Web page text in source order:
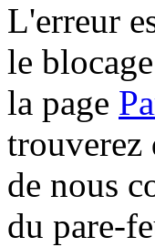
L'erreur
le
la page
trouverez
de nous
du pare-